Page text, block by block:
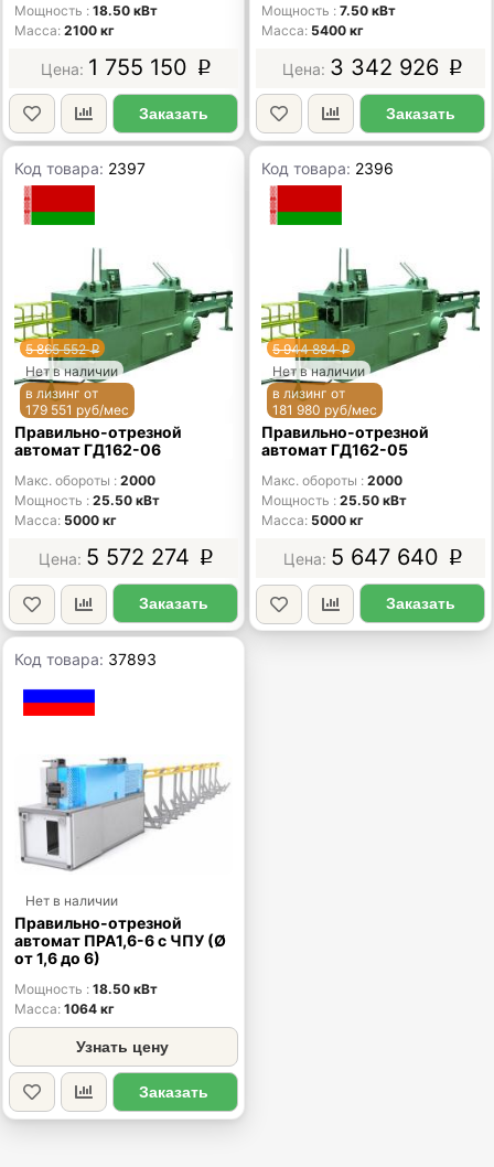
Мощность
18.50 кВт
Масса 2100 кг
1 755 150 p
Заказать
Мощность
7.50 кВт
Масса 5400 кг
3 342 926 p
Заказать
Код товара: 2397
5 865 552p
Нет в наличии
в лизинг от
179 551 руб/мес
Правильно-отрезной
автомат ГД162-06
Макс. обороты
2000
Мощность
25.50 кВт
Масса 5000 кг
5 572 274 p
Заказать
Код товара: 2396
5 944 884p
Нет в наличии
в лизинг от
181 980 руб/мес
Правильно-отрезной
автомат ГД162-05
Макс. обороты
2000
Мощность
25.50 кВт
Масса 5000 кг
5 647 640 p
Заказать
Код товара: 37893
Нет в наличии
Правильно-отрезной
автомат ПРА1,6-6 с ЧПУ (Ø
от 1,6 до 6)
Мощность
18.50 кВт
Масса 1064 кг
Узнать цену
Заказать